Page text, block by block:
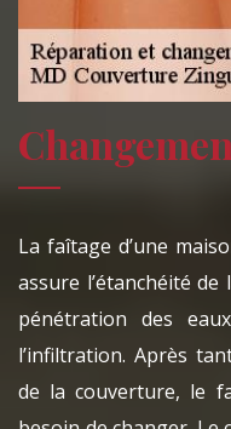
La faîtage d’une
assure l’étanchéité
pénétration des
l’infiltration. Après
de la couverture, le